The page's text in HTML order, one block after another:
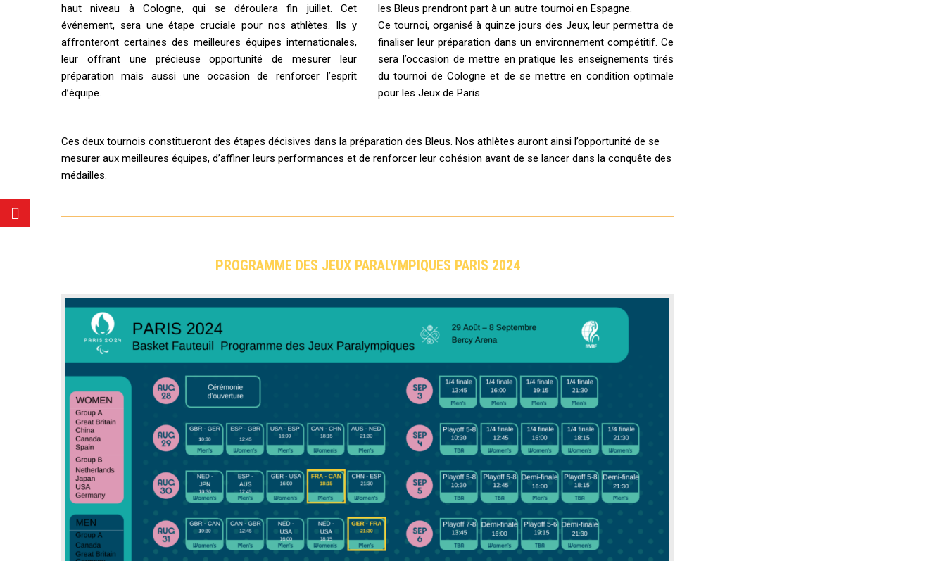
haut niveau à Cologne, qui se déroulera fin juillet. Cet
événement, sera une étape cruciale pour nos athlètes. Ils y
affronteront certaines des meilleures équipes internationales,
leur offrant une précieuse opportunité de mesurer leur
préparation mais aussi une occasion de renforcer l’esprit
d’équipe.
les Bleus prendront part à un autre tournoi en Espagne.
Ce tournoi, organisé à quinze jours des Jeux, leur permettra de
finaliser leur préparation dans un environnement compétitif. Ce
sera l’occasion de mettre en pratique les enseignements tirés
du tournoi de Cologne et de se mettre en condition optimale
pour les Jeux de Paris.
Ces deux tournois constitueront des étapes décisives dans la préparation des Bleus. Nos athlètes auront ainsi l’opportunité de se
mesurer aux meilleures équipes, d’affiner leurs performances et de renforcer leur cohésion avant de se lancer dans la conquête des
médailles.
PROGRAMME DES JEUX PARALYMPIQUES PARIS 2024